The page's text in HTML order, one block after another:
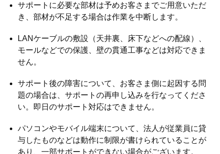
サポートに必要な部材は予めお客さまでご用意いただ
き、部材が不足する場合は作業を中断します。
LANケーブルの敷設（天井裏、床下などへの配線）、
モールなどでの保護、壁の貫通工事などは対応できま
せん。
サポート後の障害について、お客さま側に起因する問
題の場合は、サポートの再申し込みを行なってくださ
い。即日のサポート対応はできません。
パソコンやモバイル端末について、法人が従業員に貸
与したものなどは動作に制限が書けられていることが
あり、一部サポートができない場合がございます。